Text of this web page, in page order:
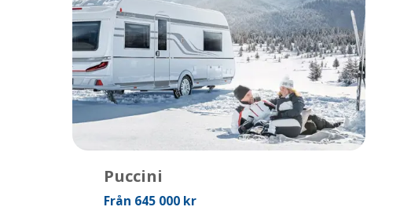
Puccini
Från 645 000 kr